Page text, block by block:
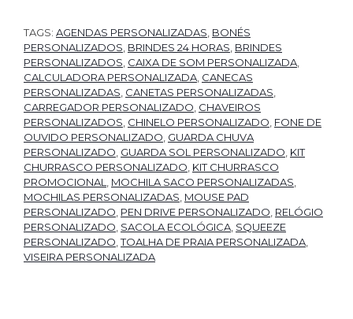
TAGS: AGENDAS PERSONALIZADAS, BONÉS
PERSONALIZADOS, BRINDES 24 HORAS, BRINDES
PERSONALIZADOS, CAIXA DE SOM PERSONALIZADA,
CALCULADORA PERSONALIZADA, CANECAS
PERSONALIZADAS, CANETAS PERSONALIZADAS,
CARREGADOR PERSONALIZADO, CHAVEIROS
PERSONALIZADOS, CHINELO PERSONALIZADO, FONE DE
OUVIDO PERSONALIZADO, GUARDA CHUVA
PERSONALIZADO, GUARDA SOL PERSONALIZADO, KIT
CHURRASCO PERSONALIZADO, KIT CHURRASCO
PROMOCIONAL, MOCHILA SACO PERSONALIZADAS,
MOCHILAS PERSONALIZADAS, MOUSE PAD
PERSONALIZADO, PEN DRIVE PERSONALIZADO, RELÓGIO
PERSONALIZADO, SACOLA ECOLÓGICA, SQUEEZE
PERSONALIZADO,TOALHA DE PRAIA PERSONALIZADA,
VISEIRA PERSONALIZADA